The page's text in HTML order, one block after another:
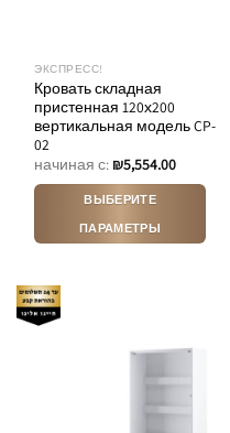
ЭКСПРЕСС!
Кровать складная
пристенная 120х200
вертикальная модель CP-
02
начиная с: ₪5,554.00
ВЫБЕРИТЕ
ПАРАМЕТРЫ
имеет
несколько